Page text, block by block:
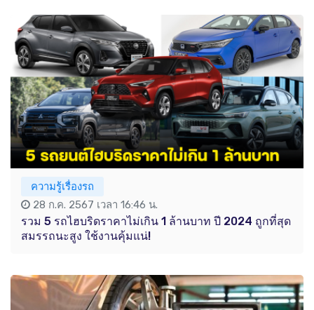
ความรู้เรื่องรถ
28 ก.ค. 2567 เวลา 16:46 น.
รวม 5 รถไฮบริดราคาไม่เกิน 1 ล้านบาท ปี 2024 ถูกที่สุด
สมรรถนะสูง ใช้งานคุ้มแน่!